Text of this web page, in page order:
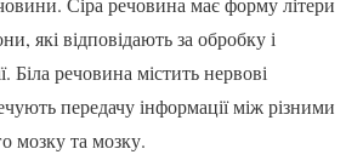
які відповідають за обробку і
Біла речовина містить нервові
передачу інформації між різними
мозку та мозку.